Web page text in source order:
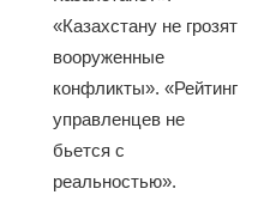
«Казахстану не грозят
вооруженные
конфликты». «Рейтинг
управленцев не
бьется с
реальностью».